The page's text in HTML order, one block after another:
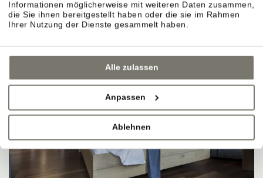
Informationen möglicherweise mit weiteren Daten zusammen,
die Sie ihnen bereitgestellt haben oder die sie im Rahmen
Ihrer Nutzung der Dienste gesammelt haben.
Alle zulassen
Anpassen
Ablehnen